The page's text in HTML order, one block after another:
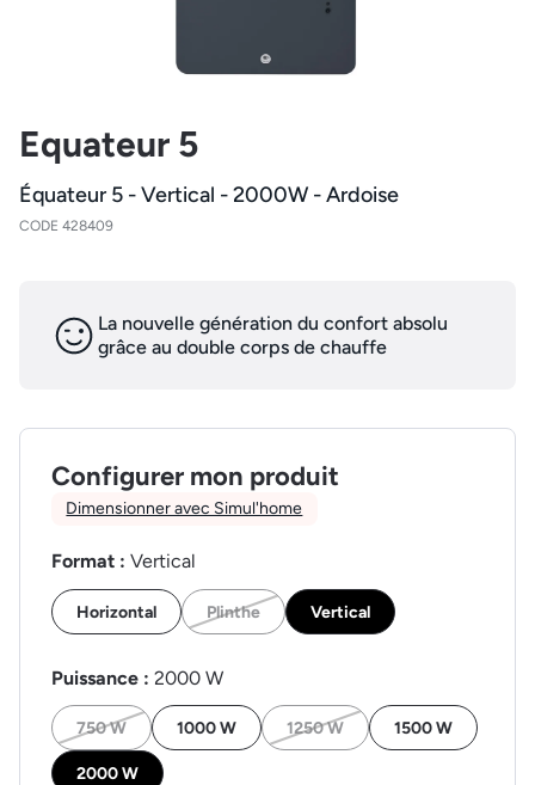
Equateur 5
Équateur 5 - Vertical - 2000W - Ardoise
CODE 428409
La nouvelle génération du confort absolu
grâce au double corps de chauffe
Configurer mon produit
Dimensionner avec Simul'home
Format : Vertical
Horizontal Plinthe Vertical
Puissance : 2000 W
750 W 1000 W 1250 W 1500 W
2000 W